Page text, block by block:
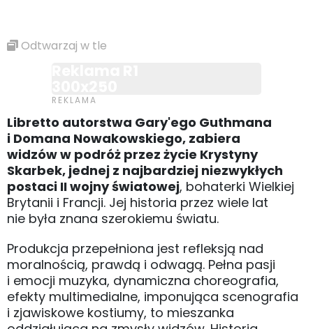
Odtwarzaj w tle
Libretto autorstwa Gary'ego Guthmana
i Domana Nowakowskiego, zabiera
widzów w podróż przez życie Krystyny
Skarbek, jednej z najbardziej niezwykłych
postaci II wojny światowej, bohaterki Wielkiej
Brytanii i Francji. Jej historia przez wiele lat
nie była znana szerokiemu światu.
Produkcja przepełniona jest refleksją nad
moralnością, prawdą i odwagą. Pełna pasji
i emocji muzyka, dynamiczna choreografia,
efekty multimedialne, imponująca scenografia
i zjawiskowe kostiumy, to mieszanka